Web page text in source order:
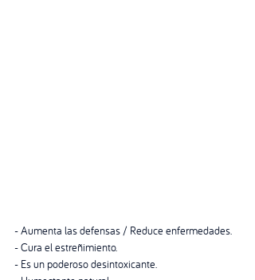
- Aumenta las defensas / Reduce enfermedades.
- Cura el estreñimiento.
- Es un poderoso desintoxicante.